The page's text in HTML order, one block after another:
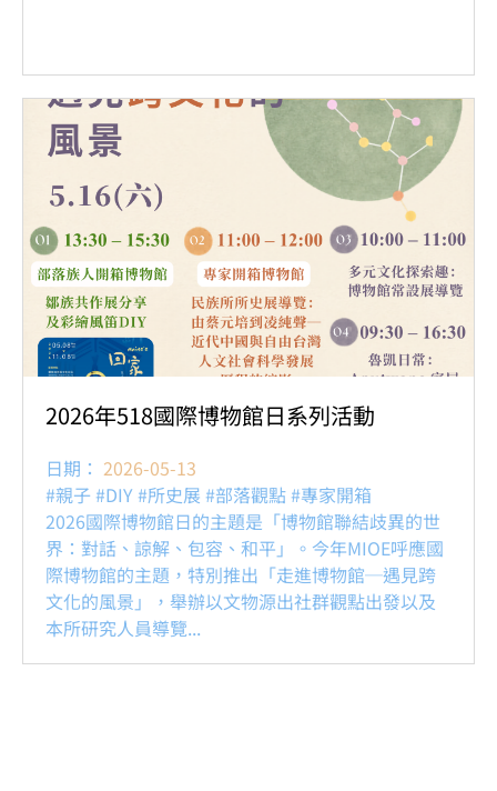
2026年518國際博物館日系列活動
日期： 2026-05-13
#親子 #DIY #所史展 #部落觀點 #專家開箱
2026國際博物館日的主題是「博物館聯結歧異的世
界：對話、諒解、包容、和平」。今年MIOE呼應國
際博物館的主題，特別推出「走進博物館─遇見跨
文化的風景」，舉辦以文物源出社群觀點出發以及
本所研究人員導覽...